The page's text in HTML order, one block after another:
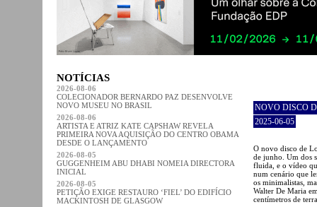
NOTÍCIAS
2026-08-06
COLECIONADOR BERNARDO PAZ DESENVOLVE
NOVO MUSEU NO BRASIL
2026-08-06
ARTISTA E ATRIZ KATE CAPSHAW REVELA
PRIMEIRA NOVA AQUISIÇÃO DO CENTRO OBAMA
DESDE O LANÇAMENTO
2026-08-05
GUGGENHEIM ABU DHABI NOMEIA DIRECTORA
INICIAL
2026-08-05
PETIÇÃO EXIGE RESTAURO ‘FIEL’ DO EDIFÍCIO
MACKINTOSH DE GLASGOW
NOVO DISCO
2025-06-05
O novo disco de
de junho. Um dos
fluida, e o vídeo
num cenário que
os minimalistas,
Walter De Maria
centímetros de